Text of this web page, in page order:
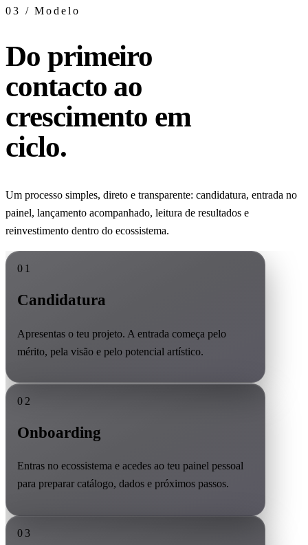
03 / Modelo
Do primeiro
contacto ao
crescimento em
ciclo.
Um processo simples, direto e transparente: candidatura, entrada no
painel, lançamento acompanhado, leitura de resultados e
reinvestimento dentro do ecossistema.
01
Candidatura
Apresentas o teu projeto. A entrada começa pelo
mérito, pela visão e pelo potencial artístico.
02
Onboarding
Entras no ecossistema e acedes ao teu painel pessoal
para preparar catálogo, dados e próximos passos.
03